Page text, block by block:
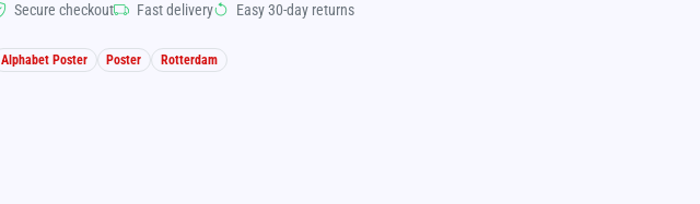
Secure checkout Fast delivery Easy 30-day returns
Alphabet Poster Poster Rotterdam